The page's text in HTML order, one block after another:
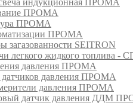
индукционная ПРОМА
ПРОМА
ПРОМА
ПРОМА
загазованности SEITRON
легкого жидкого
давления ПРОМА
датчиков давления ПРОМА
давления ПРОМА
датчик давления ДДМ